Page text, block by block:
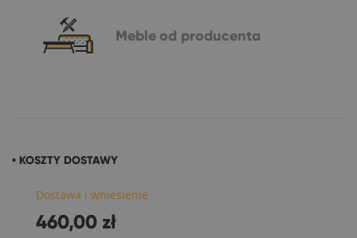
Meble od producenta
• KOSZTY DOSTAWY
Dostawa i wniesienie
460,00 zł